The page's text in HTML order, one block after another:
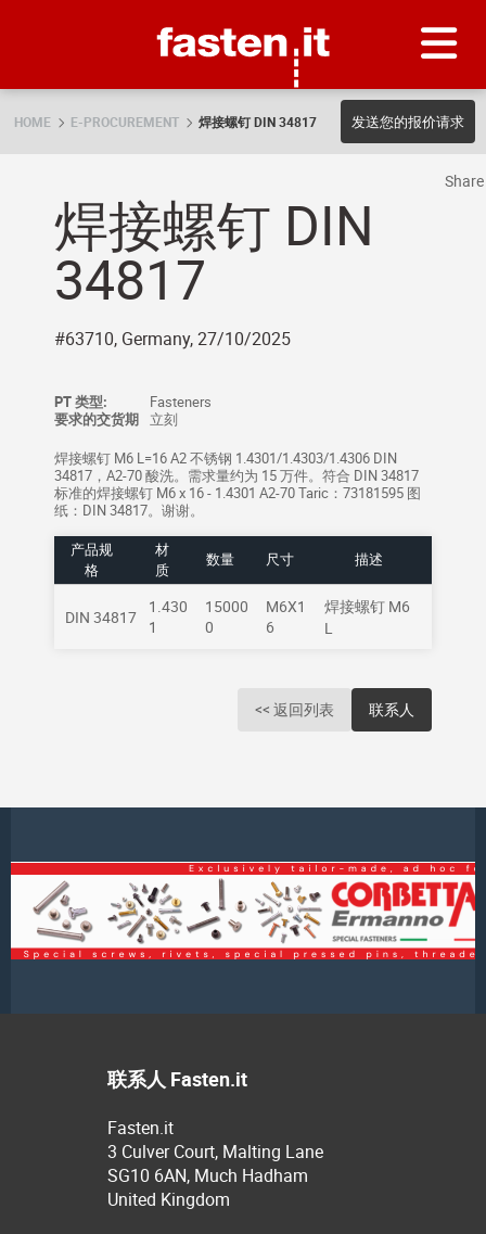
HOME E-PROCUREMENT 焊接螺钉 DIN 34817 发送您的报价请求
焊接螺钉 DIN
34817
#63710, Germany, 27/10/2025
PT 类型:
Fasteners
要求的交货期
立刻
焊接螺钉 M6 L=16 A2 不锈钢 1.4301/1.4303/1.4306 DIN
34817，A2-70 酸洗。需求量约为 15 万件。符合 DIN 34817
标准的焊接螺钉 M6 x 16 - 1.4301 A2-70 Taric：73181595 图
纸：DIN 34817。谢谢。
产品规
格
材
质
数量 尺寸 描述
DIN 34817
1.430
1
15000
0
M6X1
6
焊接螺钉 M6
L
<< 返回列表 联系人
Share
联系人 Fasten.it
Fasten.it
3 Culver Court, Malting Lane
SG10 6AN, Much Hadham
United Kingdom